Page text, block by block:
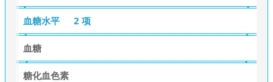
血糖水平 2 项
血糖
糖化血色素